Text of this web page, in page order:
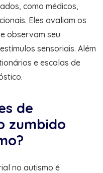
como médicos,
Eles avaliam os
observam seu
sensoriais. Além
e escalas de
de
zumbido
no autismo é